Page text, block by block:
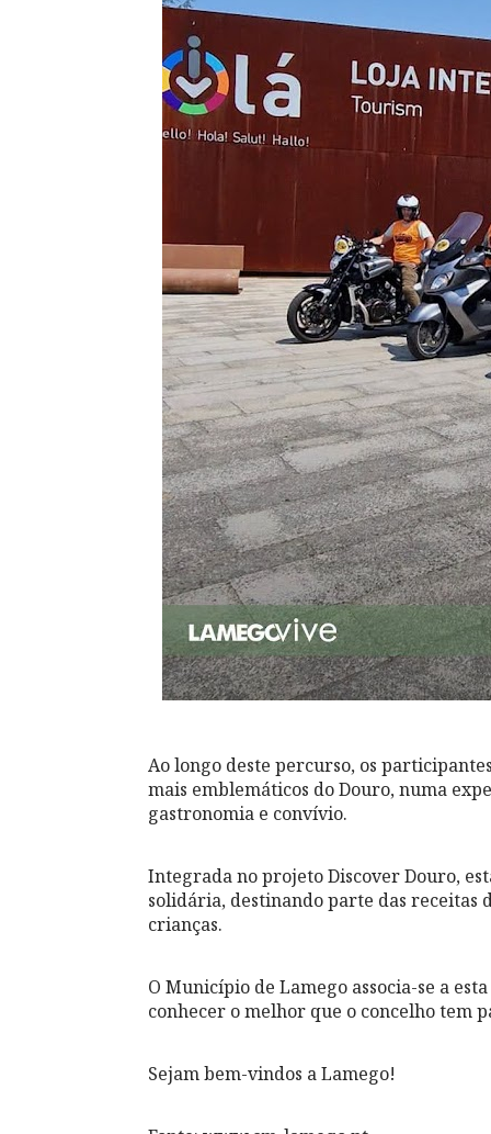
Ao longo deste percurso, os
mais emblemáticos do Douro, numa
gastronomia e convívio.
Integrada no projeto Discover Douro,
solidária, destinando parte das receitas
crianças.
O Município de Lamego associa-se a
conhecer o melhor que o concelho tem
Sejam bem-vindos a Lamego!